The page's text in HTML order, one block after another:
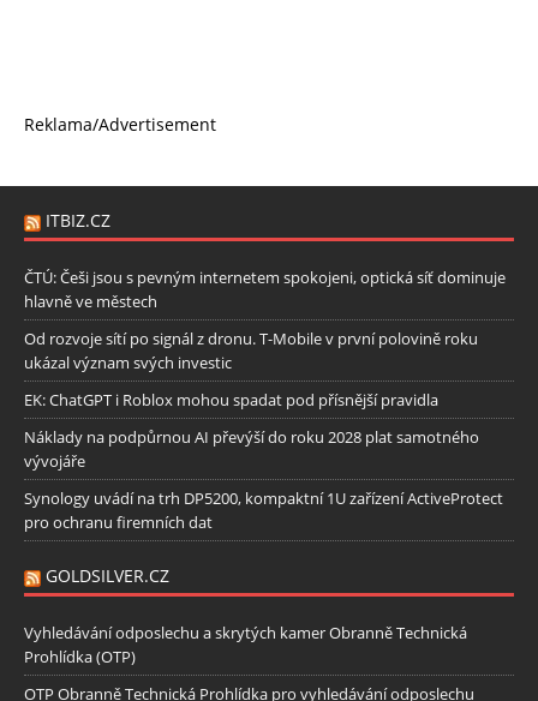
Reklama/Advertisement
ITBIZ.CZ
ČTÚ: Češi jsou s pevným internetem spokojeni, optická síť dominuje
hlavně ve městech
Od rozvoje sítí po signál z dronu. T-Mobile v první polovině roku
ukázal význam svých investic
EK: ChatGPT i Roblox mohou spadat pod přísnější pravidla
Náklady na podpůrnou AI převýší do roku 2028 plat samotného
vývojáře
Synology uvádí na trh DP5200, kompaktní 1U zařízení ActiveProtect
pro ochranu firemních dat
GOLDSILVER.CZ
Vyhledávání odposlechu a skrytých kamer Obranně Technická
Prohlídka (OTP)
OTP Obranně Technická Prohlídka pro vyhledávání odposlechu